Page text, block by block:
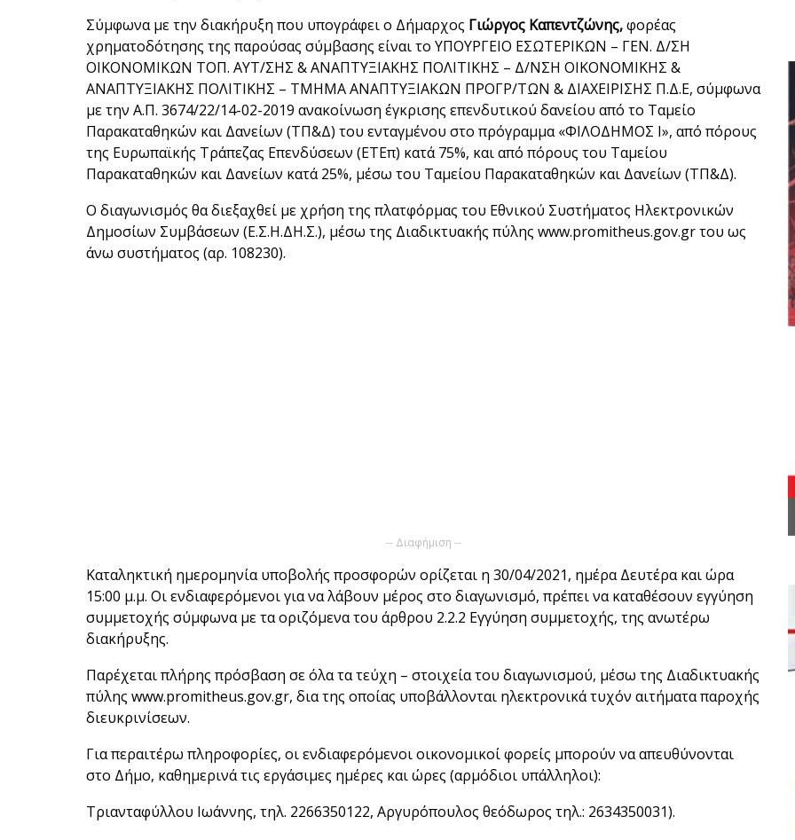
Σύμφωνα με την διακήρυξη που υπογράφει ο Δήμαρχος Γιώργος Καπεντζώνης,φορέας
χρηματοδότησης της παρούσας σύμβασης είναι το ΥΠΟΥΡΓΕΙΟ ΕΣΩΤΕΡΙΚΩΝ – ΓΕΝ. Δ/ΣΗ
ΟΙΚΟΝΟΜΙΚΩΝ ΤΟΠ. ΑΥΤ/ΣΗΣ & ΑΝΑΠΤΥΞΙΑΚΗΣ ΠΟΛΙΤΙΚΗΣ – Δ/ΝΣΗ ΟΙΚΟΝΟΜΙΚΗΣ &
ΑΝΑΠΤΥΞΙΑΚΗΣ ΠΟΛΙΤΙΚΗΣ – ΤΜΗΜΑ ΑΝΑΠΤΥΞΙΑΚΩΝ ΠΡΟΓΡ/ΤΩΝ & ΔΙΑΧΕΙΡΙΣΗΣ Π.Δ.Ε, σύμφωνα
με την Α.Π. 3674/22/14-02-2019 ανακοίνωση έγκρισης επενδυτικού δανείου από το Ταμείο
Παρακαταθηκών και Δανείων (ΤΠ&Δ) του ενταγμένου στο πρόγραμμα «ΦΙΛΟΔΗΜΟΣ Ι», από πόρους
της Ευρωπαϊκής Τράπεζας Επενδύσεων (ΕΤΕπ) κατά 75%, και από πόρους του Ταμείου
Παρακαταθηκών και Δανείων κατά 25%, μέσω του Ταμείου Παρακαταθηκών και Δανείων (ΤΠ&Δ).
Ο διαγωνισμός θα διεξαχθεί με χρήση της πλατφόρμας του Εθνικού Συστήματος Ηλεκτρονικών
Δημοσίων Συμβάσεων (Ε.Σ.Η.ΔΗ.Σ.), μέσω της Διαδικτυακής πύλης www.promitheus.gov.gr του ως
άνω συστήματος (αρ. 108230).
-- Διαφήμιση --
Καταληκτική ημερομηνία υποβολής προσφορών ορίζεται η 30/04/2021, ημέρα Δευτέρα και ώρα
15:00 μ.μ. Οι ενδιαφερόμενοι για να λάβουν μέρος στο διαγωνισμό, πρέπει να καταθέσουν εγγύηση
συμμετοχής σύμφωνα με τα οριζόμενα του άρθρου 2.2.2 Εγγύηση συμμετοχής, της ανωτέρω
διακήρυξης.
Παρέχεται πλήρης πρόσβαση σε όλα τα τεύχη – στοιχεία του διαγωνισμού, μέσω της Διαδικτυακής
πύλης www.promitheus.gov.gr, δια της οποίας υποβάλλονται ηλεκτρονικά τυχόν αιτήματα παροχής
διευκρινίσεων.
Για περαιτέρω πληροφορίες, οι ενδιαφερόμενοι οικονομικοί φορείς μπορούν να απευθύνονται
στο Δήμο, καθημερινά τις εργάσιμες ημέρες και ώρες (αρμόδιοι υπάλληλοι):
Τριανταφύλλου Ιωάννης, τηλ. 2266350122, Αργυρόπουλος θεόδωρος τηλ.: 2634350031).